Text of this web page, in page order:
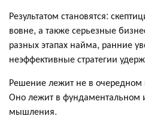
Результатом становятся:
вовне, а также серьезные
разных этапах найма, ранние
неэффективные стратегии
Решение лежит не в очередном
Оно лежит в фундаментальном
мышления.